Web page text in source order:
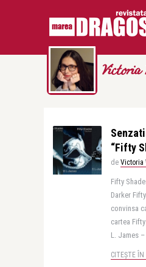
“Fifty
de Victoria
Fifty
Darker
convinsa
cartea
L. James
CITEȘTE